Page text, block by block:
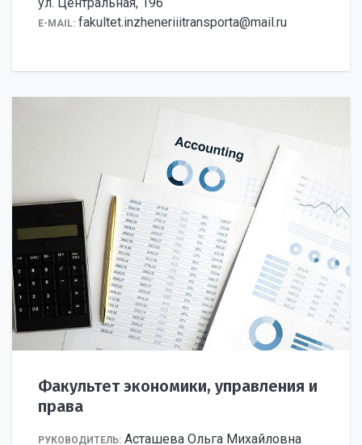
E-MAIL: fakultet.inzheneriiitransporta@mail.ru
Факультет экономики, управления и
права
РУКОВОДИТЕЛЬ: Асташева Ольга Михайловна